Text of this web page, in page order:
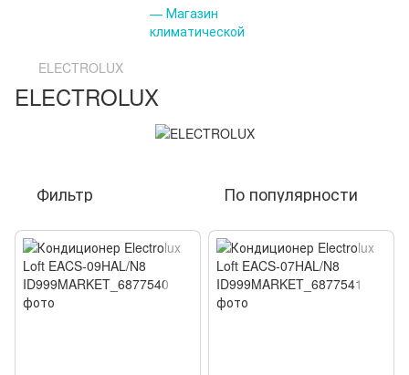
ELECTROLUX
ELECTROLUX
Фильтр По популярности